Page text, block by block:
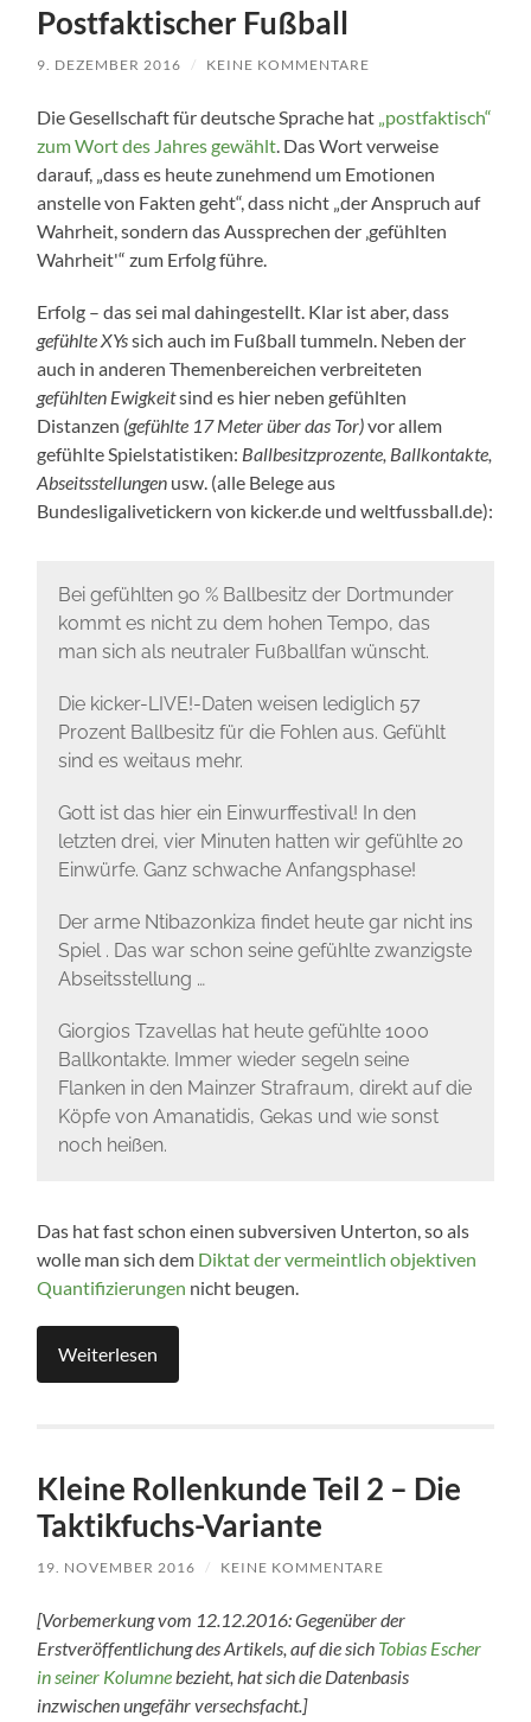
Postfaktischer Fußball
9. DEZEMBER 2016 / KEINE KOMMENTARE
Die Gesellschaft für deutsche Sprache hat „postfaktisch“
zum Wort des Jahres gewählt . Das Wort verweise
darauf, „dass es heute zunehmend um Emotionen
anstelle von Fakten geht“, dass nicht „der Anspruch auf
Wahrheit, sondern das Aussprechen der ‚gefühlten
Wahrheit'“ zum Erfolg führe.
Erfolg – das sei mal dahingestellt. Klar ist aber, dass
gefühlte XYssich auch im Fußball tummeln. Neben der
auch in anderen Themenbereichen verbreiteten
gefühlten Ewigkeitsind es hier neben gefühlten
Distanzen (gefühlte 17 Meter über das Tor)vor allem
gefühlte Spielstatistiken: Ballbesitzprozente, Ballkontakte,
Abseitsstellungen usw. (alle Belege aus
Bundesligalivetickern von kicker.de und weltfussball.de):
Bei gefühlten 90 % Ballbesitz der Dortmunder
kommt es nicht zu dem hohen Tempo, das
man sich als neutraler Fußballfan wünscht.
Die kicker-LIVE!-Daten weisen lediglich 57
Prozent Ballbesitz für die Fohlen aus. Gefühlt
sind es weitaus mehr.
Gott ist das hier ein Einwurffestival! In den
letzten drei, vier Minuten hatten wir gefühlte 20
Einwürfe. Ganz schwache Anfangsphase!
Der arme Ntibazonkiza findet heute gar nicht ins
Spiel . Das war schon seine gefühlte zwanzigste
Abseitsstellung …
Giorgios Tzavellas hat heute gefühlte 1000
Ballkontakte. Immer wieder segeln seine
Flanken in den Mainzer Strafraum, direkt auf die
Köpfe von Amanatidis, Gekas und wie sonst
noch heißen.
Das hat fast schon einen subversiven Unterton, so als
wolle man sich dem Diktat der vermeintlich objektiven
Quantifizierungen nicht beugen.
Weiterlesen
Kleine Rollenkunde Teil 2 – Die
Taktikfuchs-Variante
19. NOVEMBER 2016 / KEINE KOMMENTARE
[Vorbemerkung vom 12.12.2016: Gegenüber der
Erstveröffentlichung des Artikels, auf die sich Tobias Escher
in seiner Kolumnebezieht, hat sich die Datenbasis
inzwischen ungefähr versechsfacht.]